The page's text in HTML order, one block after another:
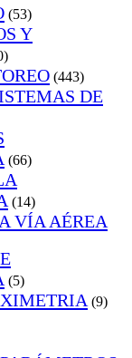
(53)
Y
(443)
DE
(66)
(14)
VÍA AÉREA
(5)
(9)